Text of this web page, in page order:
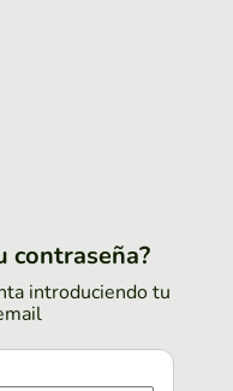
contraseña?
introduciendo tu